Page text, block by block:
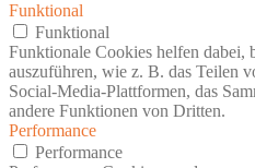
Funktional
Funktional
Funktionale Cookies helfen dabei,
auszuführen, wie z. B. das Teilen
Social-Media-Plattformen, das
andere Funktionen von Dritten.
Performance
Performance